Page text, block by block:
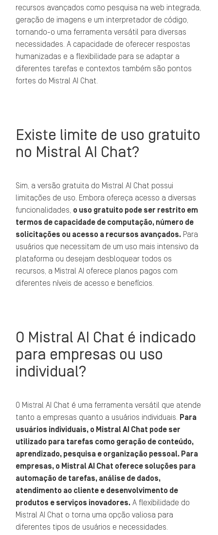
recursos avançados como pesquisa na web integrada,
geração de imagens e um interpretador de código,
tornando-o uma ferramenta versátil para diversas
necessidades. A capacidade de oferecer respostas
humanizadas e a flexibilidade para se adaptar a
diferentes tarefas e contextos também são pontos
fortes do Mistral AI Chat.
Existe limite de uso gratuito
no Mistral AI Chat?
Sim, a versão gratuita do Mistral AI Chat possui
limitações de uso. Embora ofereça acesso a diversas
funcionalidades, o uso gratuito pode ser restrito em
termos de capacidade de computação, número de
solicitações ou acesso a recursos avançados. Para
usuários que necessitam de um uso mais intensivo da
plataforma ou desejam desbloquear todos os
recursos, a Mistral AI oferece planos pagos com
diferentes níveis de acesso e benefícios.
O Mistral AI Chat é indicado
para empresas ou uso
individual?
O Mistral AI Chat é uma ferramenta versátil que atende
tanto a empresas quanto a usuários individuais.
Para
usuários individuais, o Mistral AI Chat pode ser
utilizado para tarefas como geração de conteúdo,
aprendizado, pesquisa e organização pessoal. Para
empresas, o Mistral AI Chat oferece soluções para
automação de tarefas, análise de dados,
atendimento ao cliente e desenvolvimento de
produtos e serviços inovadores. A flexibilidade do
Mistral AI Chat o torna uma opção valiosa para
diferentes tipos de usuários e necessidades.